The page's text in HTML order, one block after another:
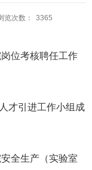
览次数： 3365
位考核聘任工作
才引进工作小组成
全生产（实验室